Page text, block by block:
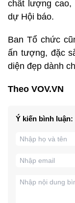
chất lượng cao,
dự Hội báo.
Ban Tổ chức
ấn tượng, đặc
diện đẹp dành
Theo VOV.VN
Ý kiến bình luận: